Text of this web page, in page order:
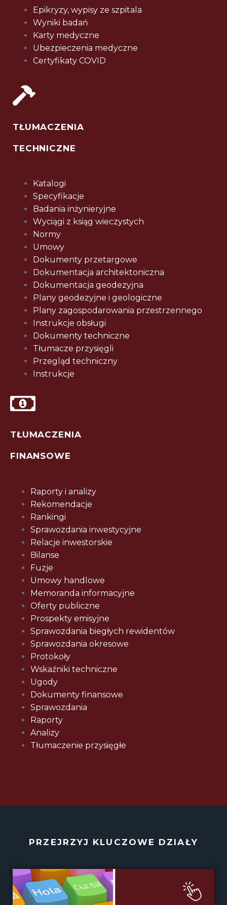
Epikryzy, wypisy ze szpitala
Wyniki badań
Karty medyczne
Ubezpieczenia medyczne
Certyfikaty COVID
TŁUMACZENIA
TECHNICZNE
Katalogi
Specyfikacje
Badania inżynieryjne
Wyciągi z ksiąg wieczystych
Normy
Umowy
Dokumenty przetargowe
Dokumentacja architektoniczna
Dokumentacja geodezyjna
Plany geodezyjne i geologiczne
Plany zagospodarowania przestrzennego
Instrukcje obsługi
Dokumenty techniczne
Tłumacze przysięgli
Przegląd techniczny
Instrukcje
TŁUMACZENIA
FINANSOWE
Raporty i analizy
Rekomendacje
Rankingi
Sprawozdania inwestycyjne
Relacje inwestorskie
Bilanse
Fuzje
Umowy handlowe
Memoranda informacyjne
Oferty publiczne
Prospekty emisyjne
Sprawozdania biegłych rewidentów
Sprawozdania okresowe
Protokoły
Wskaźniki techniczne
Ugody
Dokumenty finansowe
Sprawozdania
Raporty
Analizy
Tłumaczenie przysięgłe
PRZEJRZYJ KLUCZOWE DZIAŁY